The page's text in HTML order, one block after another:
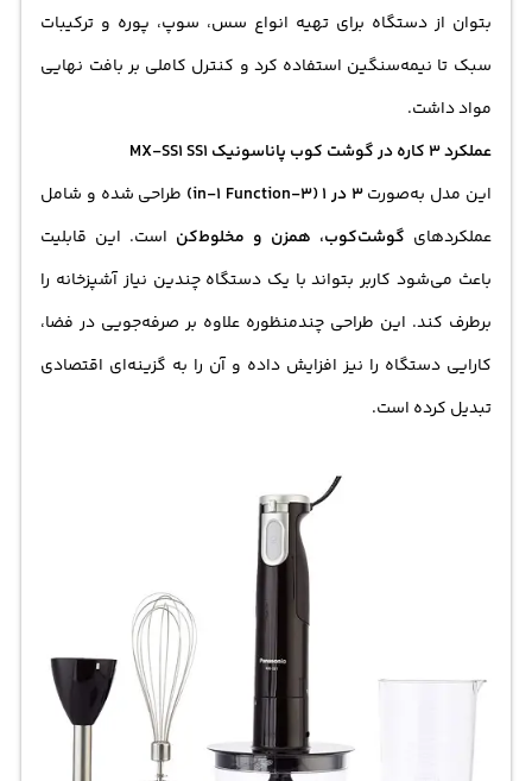
بتوان از دستگاه برای تهیه انواع سس، سوپ، پوره و ترکیبات
سبک تا نیمه‌سنگین استفاده کرد و کنترل کاملی بر بافت نهایی
مواد داشت.
عملکرد 3 کاره در گوشت کوب پاناسونیک MX-SS1 SS1
این مدل به‌صورت3 در 1 (3-in-1 Function)
طراحی شده و شامل
عملکردهای گوشت‌کوب، همزن و مخلوط‌کن است. این قابلیت
باعث می‌شود کاربر بتواند با یک دستگاه چندین نیاز آشپزخانه را
برطرف کند. این طراحی چندمنظوره علاوه بر صرفه‌جویی در فضا،
کارایی دستگاه را نیز افزایش داده و آن را به گزینه‌ای اقتصادی
تبدیل کرده است.